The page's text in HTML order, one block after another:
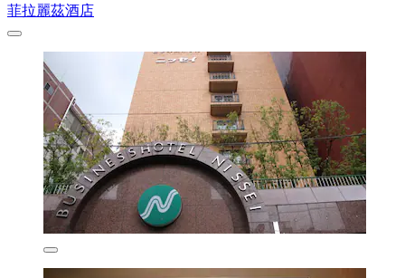
菲拉麗茲酒店